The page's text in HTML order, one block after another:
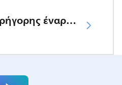
Οδηγός γρήγορης έναρξης